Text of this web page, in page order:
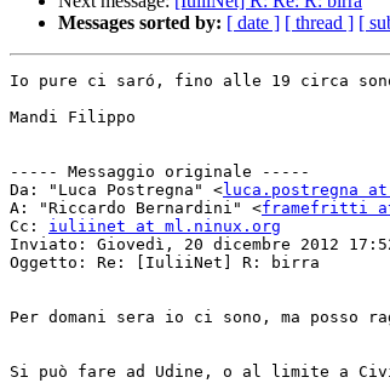
Messages sorted by: [ date ] [ thread ] [
Io pure ci saró, fino alle 19 circa sono
Mandi Filippo
----- Messaggio originale -----
Da: "Luca Postregna" <luca.postregna at
A: "Riccardo Bernardini" <framefritti at
Cc: iuliinet at ml.ninux.org
Inviato: Giovedì, 20 dicembre 2012
Oggetto: Re: [IuliiNet] R: birra
Per domani sera io ci sono, ma posso
Si può fare ad Udine, o al limite a